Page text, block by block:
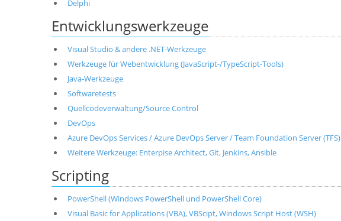
Delphi
Entwicklungswerkzeuge
Visual Studio & andere .NET-Werkzeuge
Werkzeuge für Webentwicklung (JavaScript-/TypeScript-Tools)
Java-Werkzeuge
Softwaretests
Quellcodeverwaltung/Source Control
DevOps
Azure DevOps Services / Azure DevOps Server / Team Foundation Server (TFS)
Weitere Werkzeuge: Enterpise Architect, Git, Jenkins, Ansible
Scripting
PowerShell (Windows PowerShell und PowerShell Core)
Visual Basic for Applications (VBA), VBScipt, Windows Script Host (WSH)